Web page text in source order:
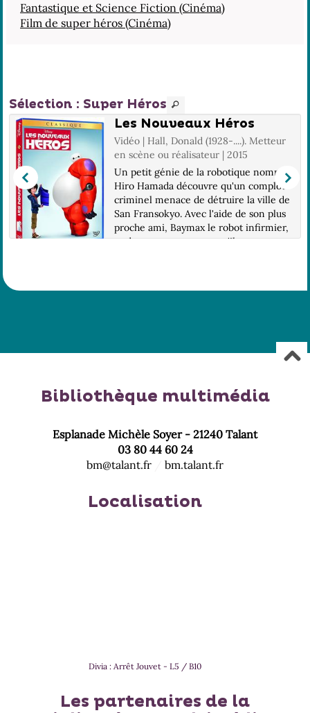
Fantastique et Science Fiction (Cinéma)
Film de super héros (Cinéma)
Sélection : Super Héros
Les Nouveaux Héros
Vidéo | Hall, Donald (1928-....). Metteur
en scène ou réalisateur | 2015
Un petit génie de la robotique nommé
Hiro Hamada découvre qu'un complot
criminel menace de détruire la ville de
San Fransokyo. Avec l'aide de son plus
proche ami, Baymax le robot infirmier,
et de ses compagnons qu'il va
Bibliothèque multimédia
Esplanade Michèle Soyer - 21240 Talant
03 80 44 60 24
bm@talant.fr
bm.talant.fr
Localisation
Divia : Arrêt Jouvet - L5 / B10
Les partenaires de la